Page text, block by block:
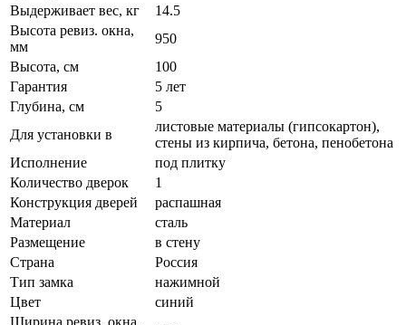
Выдерживает вес, кг
14.5
Высота ревиз. окна,
мм
950
Высота, см
100
Гарантия
5 лет
Глубина, см
5
Для установки в
листовые материалы (гипсокартон),
стены из кирпича, бетона, пенобетона
Исполнение
под плитку
Количество дверок
1
Конструкция дверей
распашная
Материал
сталь
Размещение
в стену
Страна
Россия
Тип замка
нажимной
Цвет
синий